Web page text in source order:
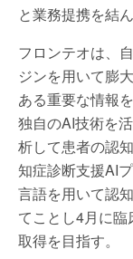
と業務提携を結
フロンテオは、
ジンを用いて膨
ある重要な情報
独自のAI技術を
析して患者の認
知症診断支援AI
言語を用いて認
てことし4月に
取得を目指す。